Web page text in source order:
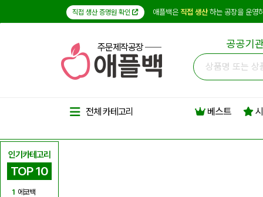
직접 생산 증명원 확인 애플백은 직접 생산하는 공장을 운영
주문제작공장 공공기
인기카테고리
TOP 10
1 에코백
전체 카테고리 베스트